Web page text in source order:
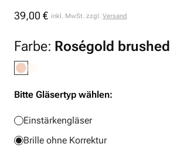
Normaler
39,00 € inkl. MwSt. zzgl. Versand
Farbe: Roségold brushed
Bitte Gläsertyp wählen:
Einstärkengläser
Brille ohne Korrektur